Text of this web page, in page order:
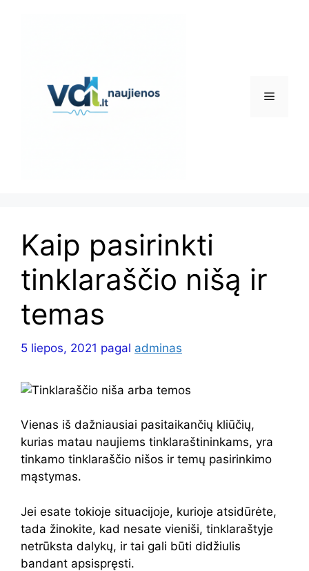
Meniu
Kaip pasirinkti
tinklaraščio nišą ir
temas
5 liepos, 2021 pagal adminas
Vienas iš dažniausiai pasitaikančių kliūčių,
kurias matau naujiems tinklaraštininkams, yra
tinkamo tinklaraščio nišos ir temų pasirinkimo
mąstymas.
Jei esate tokioje situacijoje, kurioje atsidūrėte,
tada žinokite, kad nesate vieniši, tinklaraštyje
netrūksta dalykų, ir tai gali būti didžiulis
bandant apsispręsti.